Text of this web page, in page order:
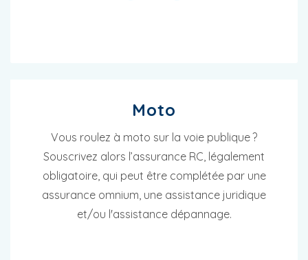
Moto
Vous roulez à moto sur la voie publique ?
Souscrivez alors l’assurance RC, légalement
obligatoire, qui peut être complétée par une
assurance omnium, une assistance juridique
et/ou l'assistance dépannage.